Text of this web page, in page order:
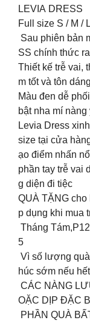
LEVIA DRESS
Full size S / M /
Sau phiên bản
SS chính thức
Thiết kế trễ vai,
m tốt và tôn
Màu đen dễ
bật nha mí nàng
Levia Dress
size tại cửa
ạo điểm nhấn
phần tay trễ vai
g diện đi tiệc ️️
QUÀ TẶNG
p dụng khi mua
Tháng
5 ️
Vì số lượng
húc sớm nếu hết
CÁC NÀNG
OẶC DỊP ĐẶC
PHẦN QUÀ